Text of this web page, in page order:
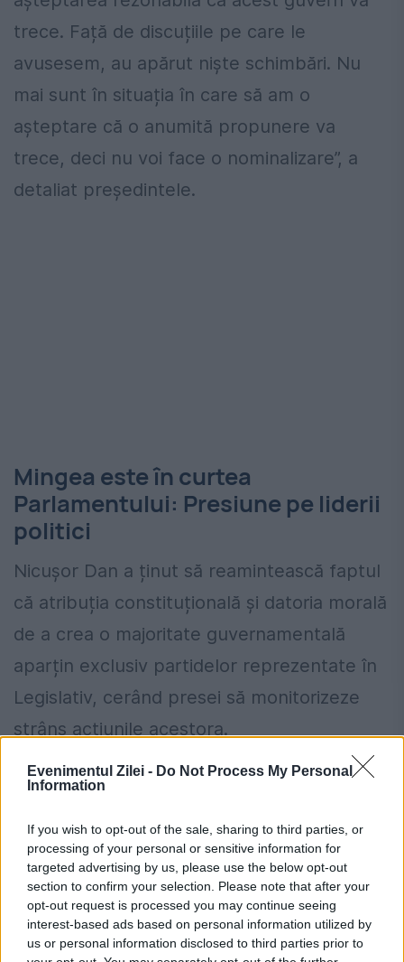
Evenimentul Zilei - Do Not Process My Personal
Information
If you wish to opt-out of the sale, sharing to third parties, or
processing of your personal or sensitive information for
targeted advertising by us, please use the below opt-out
section to confirm your selection. Please note that after your
opt-out request is processed you may continue seeing
interest-based ads based on personal information utilized by
us or personal information disclosed to third parties prior to
trece. Față de discuțiile pe care le
avusesem, au apărut niște schimbări. Nu
mai sunt în situația în care să am o
așteptare că o anumită propunere va
trece, deci nu voi face o nominalizare”, a
detaliat președintele.
Mingea este în curtea
Parlamentului: Presiune pe liderii
politici
Nicușor Dan a ținut să reamintească faptul
că atribuția constituțională și datoria morală
de a crea o majoritate guvernamentală
aparțin exclusiv partidelor reprezentate în
Legislativ, cerând presei să monitorizeze
strâns acțiunile acestora.
„Sunt sigur că veți pune aceleași întrebări
nu e la președinte, majoritatea
parlamentară este la partidele din
Parlament și răspunsul trebuie să vină de la
liderii partidelor din Parlament”, a punctat